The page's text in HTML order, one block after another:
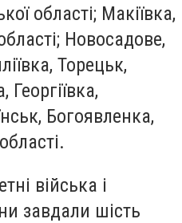
області; Макіївка,
Новосадове,
Торецьк,
Георгіївка,
Богоявленка,
війська і
завдали шість